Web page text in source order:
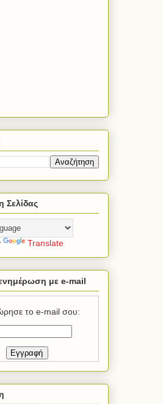
Σελίδας
Translate
με e-mail
το e-mail σου: